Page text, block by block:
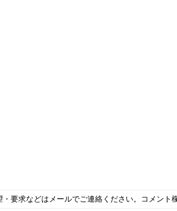
要求などはメールでご連絡ください。コメント